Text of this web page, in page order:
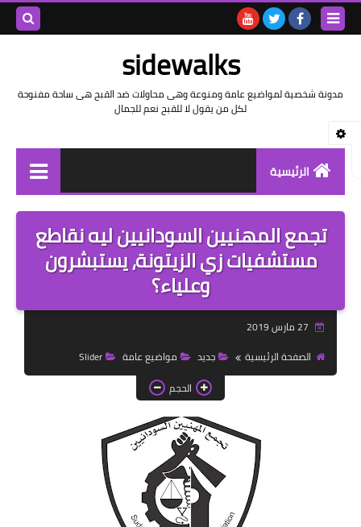
sidewalks
مدونة شخصية لمواضيع عامة ومنوعة وهى محاولات ضد القبح هى ساحة مفنوحة
لكل من يقول لا للقبح نعم للجمال
الرئيسية
توثيق وتاريخ
بيانات
تقارير
خواطر بالعامية
خواطر قصصية
صور
علوم وبحوث
فيديو
مجرد راى
تجمع المهنيين السودانيين ليه نقاطع
مستشفيات زي الزيتونة، يستبشرون
وعلياء؟
الصفحة الرئيسية
جديد مواضيع عامة
Slider
الحجم